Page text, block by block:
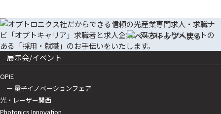
展示会/イベント
OPIE
ー 量子イノベーションフェア
光・レーザー関西
Photonics Innovation